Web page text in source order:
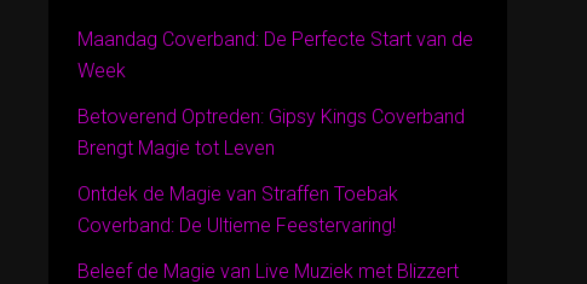
Maandag Coverband: De Perfecte Start van de
Week
Betoverend Optreden: Gipsy Kings Coverband
Brengt Magie tot Leven
Ontdek de Magie van Straffen Toebak
Coverband: De Ultieme Feestervaring!
Beleef de Magie van Live Muziek met Blizzert